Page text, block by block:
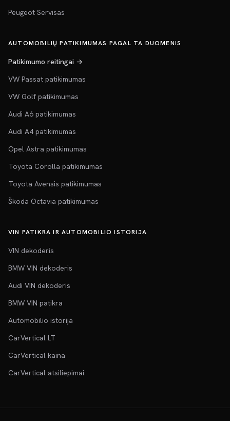
Peugeot Servisas
AUTOMOBILIŲ PATIKIMUMAS PAGAL TA DUOMENIS
Patikimumo reitingai →
VW Passat patikimumas
VW Golf patikimumas
Audi A6 patikimumas
Audi A4 patikimumas
Opel Astra patikimumas
Toyota Corolla patikimumas
Toyota Avensis patikimumas
Škoda Octavia patikimumas
VIN PATIKRA IR AUTOMOBILIO ISTORIJA
VIN dekoderis
BMW VIN dekoderis
Audi VIN dekoderis
BMW VIN patikra
Automobilio istorija
CarVertical LT
CarVertical kaina
CarVertical atsiliepimai